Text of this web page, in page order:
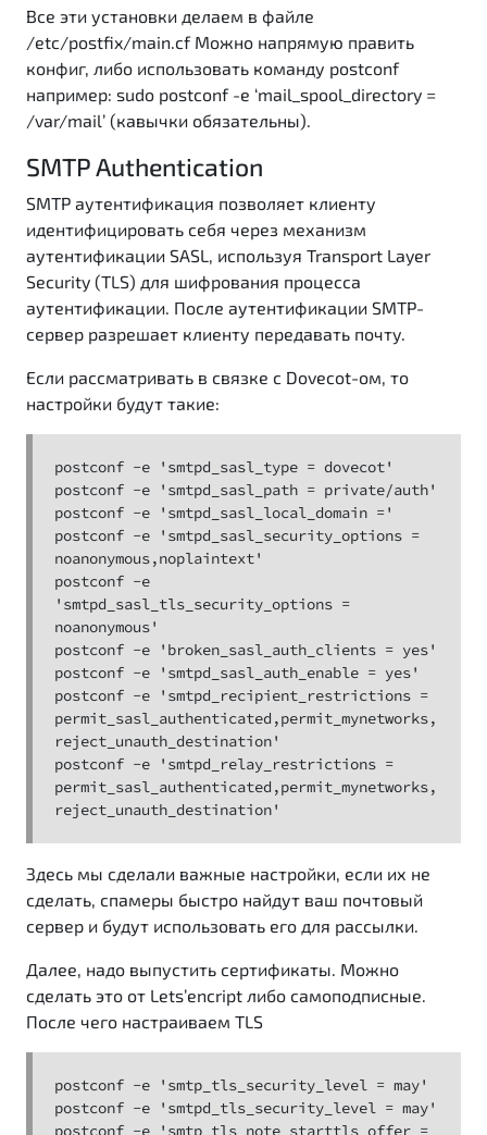
Все эти установки делаем в файле
/etc/postfix/main.cf Можно напрямую править
конфиг, либо использовать команду postconf
например: sudo postconf -e ‘mail_spool_directory =
/var/mail’ (кавычки обязательны).
SMTP Authentication
SMTP аутентификация позволяет клиенту
идентифицировать себя через механизм
аутентификации SASL, используя Transport Layer
Security (TLS) для шифрования процесса
аутентификации. После аутентификации SMTP-
сервер разрешает клиенту передавать почту.
Если рассматривать в связке с Dovecot-ом, то
настройки будут такие:
postconf -e 'smtpd_sasl_type = dovecot'
postconf -e 'smtpd_sasl_path = private/auth'
postconf -e 'smtpd_sasl_local_domain ='
postconf -e 'smtpd_sasl_security_options =
noanonymous,noplaintext'
postconf -e
'smtpd_sasl_tls_security_options =
noanonymous'
postconf -e 'broken_sasl_auth_clients = yes'
postconf -e 'smtpd_sasl_auth_enable = yes'
postconf -e 'smtpd_recipient_restrictions =
permit_sasl_authenticated,permit_mynetworks,
reject_unauth_destination'
postconf -e 'smtpd_relay_restrictions =
permit_sasl_authenticated,permit_mynetworks,
reject_unauth_destination'
Здесь мы сделали важные настройки, если их не
сделать, спамеры быстро найдут ваш почтовый
сервер и будут использовать его для рассылки.
Далее, надо выпустить сертификаты. Можно
сделать это от Lets’encript либо самоподписные.
После чего настраиваем TLS
postconf -e 'smtp_tls_security_level = may'
postconf -e 'smtpd_tls_security_level = may'
postconf -e 'smtp_tls_note_starttls_offer =